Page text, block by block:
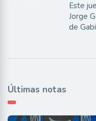
Este
Jorge
de
Últimas notas